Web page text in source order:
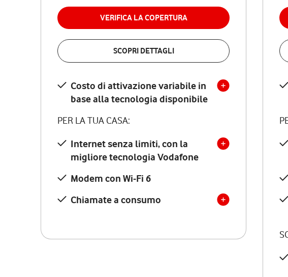
VERIFICA LA COPERTURA
SCOPRI DETTAGLI
Costo di attivazione variabile in
base alla tecnologia disponibile
PER LA TUA CASA:
Internet senza limiti, con la
migliore tecnologia Vodafone
Modem con Wi-Fi 6
Chiamate a consumo